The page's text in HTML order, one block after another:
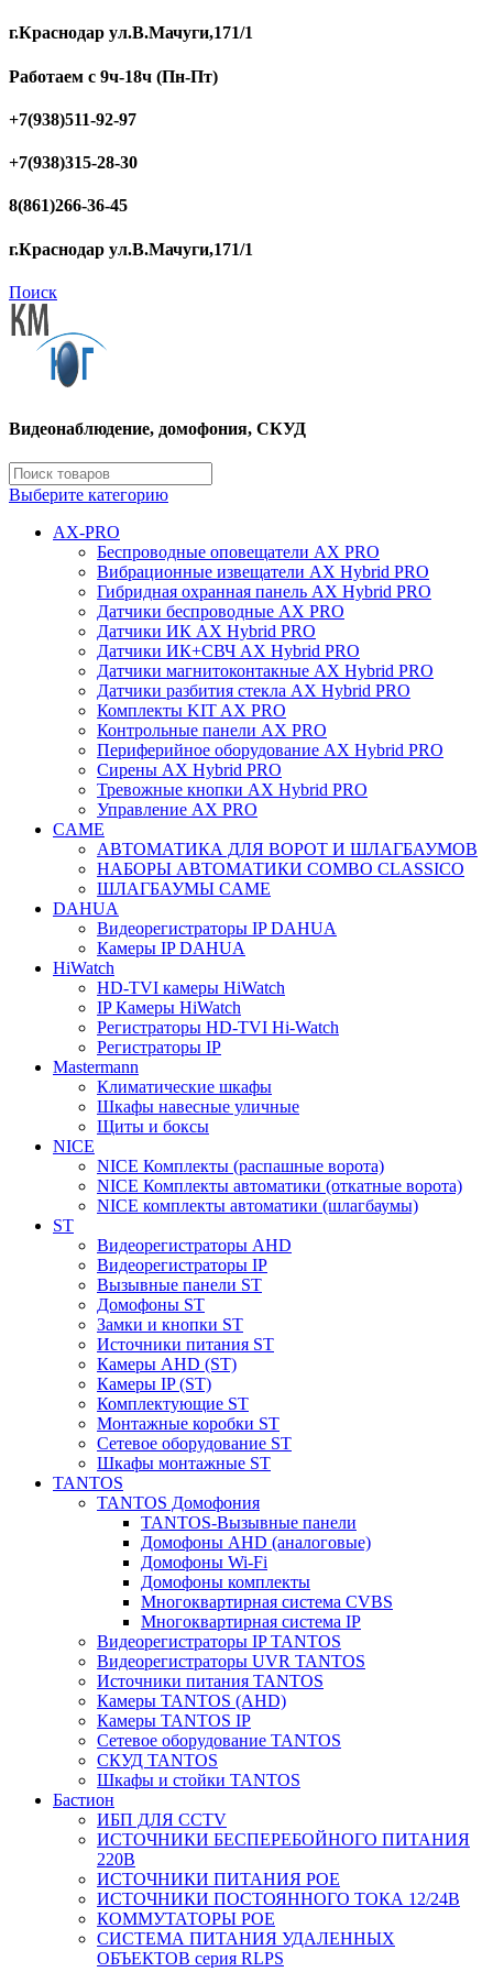
г.Краснодар ул.В.Мачуги,171/1
Работаем с 9ч-18ч (Пн-Пт)
+7(938)511-92-97
+7(938)315-28-30
8(861)266-36-45
г.Краснодар ул.В.Мачуги,171/1
Поиск
Видеонаблюдение, домофония, СКУД
Выберите категорию
AX-PRO
Беспроводные оповещатели AX PRO
Вибрационные извещатели AX Hybrid PRO
Гибридная охранная панель AX Hybrid PRO
Датчики беспроводные AX PRO
Датчики ИК AX Hybrid PRO
Датчики ИК+СВЧ AX Hybrid PRO
Датчики магнитоконтакные AX Hybrid PRO
Датчики разбития стекла AX Hybrid PRO
Комплекты KIT AX PRO
Контрольные панели AX PRO
Периферийное оборудование AX Hybrid PRO
Сирены AX Hybrid PRO
Тревожные кнопки AX Hybrid PRO
Управление AX PRO
CAME
АВТОМАТИКА ДЛЯ ВОРОТ И ШЛАГБАУМОВ
НАБОРЫ АВТОМАТИКИ COMBO CLASSICO
ШЛАГБАУМЫ CAME
DAHUA
Видеорегистраторы IP DAHUA
Камеры IP DAHUA
HiWatch
HD-TVI камеры HiWatch
IP Камеры HiWatch
Регистраторы HD-TVI Hi-Watch
Регистраторы IP
Mastermann
Климатические шкафы
Шкафы навесные уличные
Щиты и боксы
NICE
NICE Комплекты (распашные ворота)
NICE Комплекты автоматики (откатные ворота)
NICE комплекты автоматики (шлагбаумы)
ST
Видеорегистраторы AHD
Видеорегистраторы IP
Вызывные панели ST
Домофоны ST
Замки и кнопки ST
Источники питания ST
Камеры AHD (ST)
Камеры IP (ST)
Комплектующие ST
Монтажные коробки ST
Сетевое оборудование ST
Шкафы монтажные ST
TANTOS
TANTOS Домофония
TANTOS-Вызывные панели
Домофоны AHD (аналоговые)
Домофоны Wi-Fi
Домофоны комплекты
Многоквартирная система CVBS
Многоквартирная система IP
Видеорегистраторы IP TANTOS
Видеорегистраторы UVR TANTOS
Источники питания TANTOS
Камеры TANTOS (AHD)
Камеры TANTOS IP
Сетевое оборудование TANTOS
СКУД TANTOS
Шкафы и стойки TANTOS
Бастион
ИБП ДЛЯ CCTV
ИСТОЧНИКИ БЕСПЕРЕБОЙНОГО ПИТАНИЯ
220В
ИСТОЧНИКИ ПИТАНИЯ POE
ИСТОЧНИКИ ПОСТОЯННОГО ТОКА 12/24В
КОММУТАТОРЫ POE
СИСТЕМА ПИТАНИЯ УДАЛЕННЫХ
ОБЪЕКТОВ серия RLPS